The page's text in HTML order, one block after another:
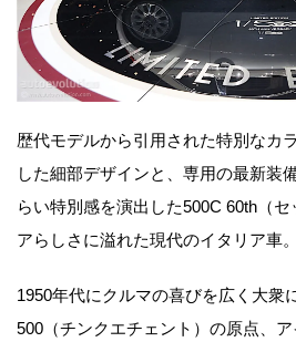
歴代モデルから引用された特別なカ
した細部デザインと、専用の最新装
らい特別感を演出した500C 60th（
アらしさに溢れた現代のイタリア車。
1950年代にクルマの喜びを広く大衆
500（チンクエチェント）の原点、